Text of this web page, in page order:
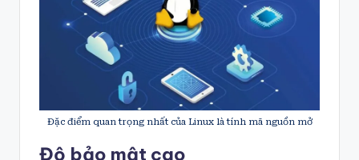
Đặc điểm quan trọng nhất của Linux là tính mã nguồn mở
Độ bảo mật cao